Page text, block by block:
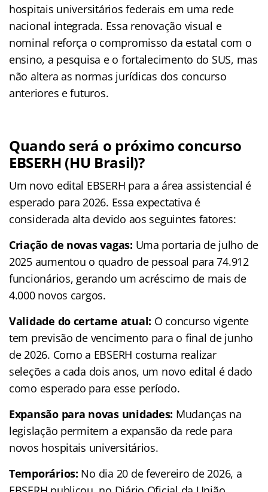
hospitais universitários federais em uma rede
nacional integrada. Essa renovação visual e
nominal reforça o compromisso da estatal com o
ensino, a pesquisa e o fortalecimento do SUS, mas
não altera as normas jurídicas dos concurso
anteriores e futuros.
Quando será o próximo concurso
EBSERH (HU Brasil)?
Um novo edital EBSERH para a área assistencial é
esperado para 2026. Essa expectativa é
considerada alta devido aos seguintes fatores:
Criação de novas vagas: Uma portaria de julho de
2025 aumentou o quadro de pessoal para 74.912
funcionários, gerando um acréscimo de mais de
4.000 novos cargos.
Validade do certame atual: O concurso vigente
tem previsão de vencimento para o final de junho
de 2026. Como a EBSERH costuma realizar
seleções a cada dois anos, um novo edital é dado
como esperado para esse período.
Expansão para novas unidades: Mudanças na
legislação permitem a expansão da rede para
novos hospitais universitários.
Temporários: No dia 20 de fevereiro de 2026, a